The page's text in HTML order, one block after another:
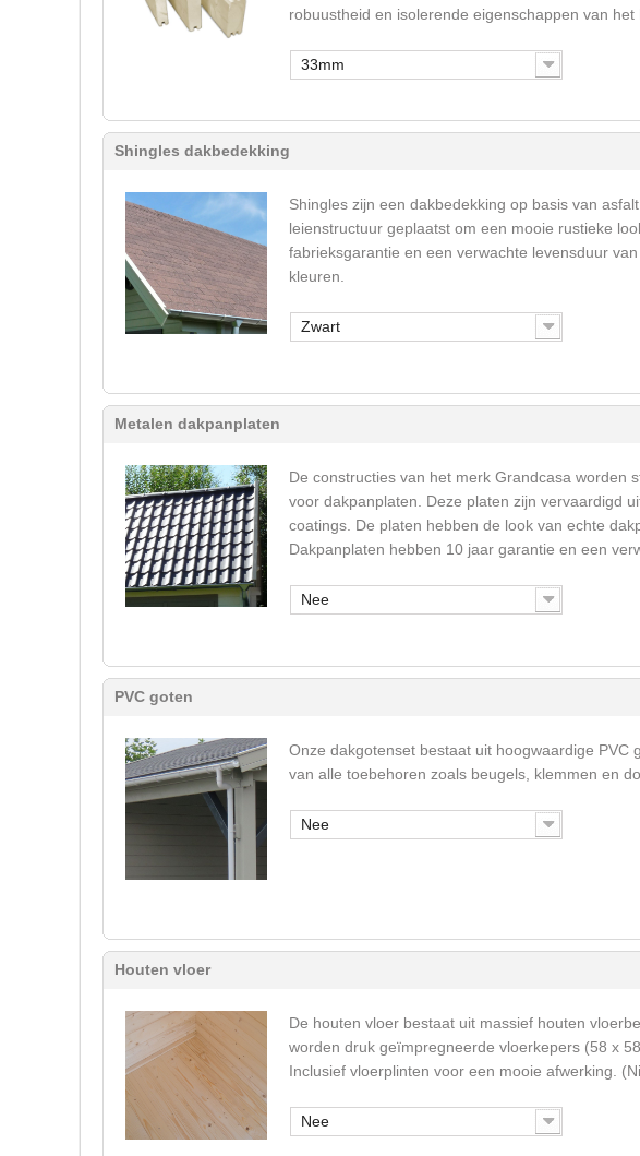
robuustheid en isolerende eigenschappen van het
33mm
Shingles dakbedekking
Shingles zijn een dakbedekking op basis van
leienstructuur geplaatst om een mooie rustieke
fabrieksgarantie en een verwachte levensduur
kleuren.
Zwart
Metalen dakpanplaten
De constructies van het merk Grandcasa worden
voor dakpanplaten. Deze platen zijn vervaardigd
coatings. De platen hebben de look van echte
Dakpanplaten hebben 10 jaar garantie en een
Nee
PVC goten
Onze dakgotenset bestaat uit hoogwaardige
van alle toebehoren zoals beugels, klemmen en
Nee
Houten vloer
De houten vloer bestaat uit massief houten
worden druk geïmpregneerde vloerkepers (58 x
Inclusief vloerplinten voor een mooie afwerking.
Nee